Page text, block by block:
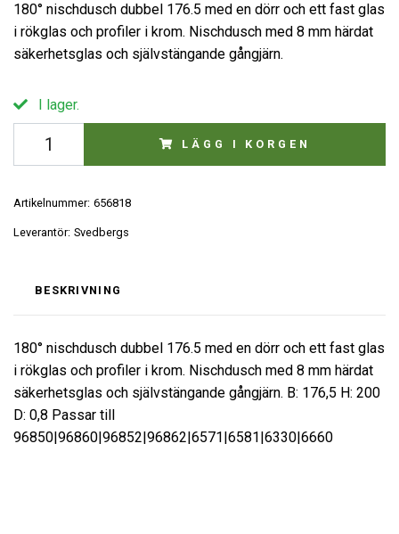
180° nischdusch dubbel 176.5 med en dörr och ett fast glas
i rökglas och profiler i krom. Nischdusch med 8 mm härdat
säkerhetsglas och självstängande gångjärn.
I lager.
LÄGG I KORGEN
Artikelnummer: 656818
Leverantör: Svedbergs
BESKRIVNING
180° nischdusch dubbel 176.5 med en dörr och ett fast glas
i rökglas och profiler i krom. Nischdusch med 8 mm härdat
säkerhetsglas och självstängande gångjärn. B: 176,5 H: 200
D: 0,8 Passar till
96850|96860|96852|96862|6571|6581|6330|6660